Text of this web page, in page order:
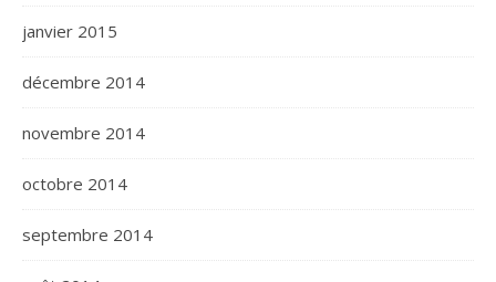
janvier 2015
décembre 2014
novembre 2014
octobre 2014
septembre 2014